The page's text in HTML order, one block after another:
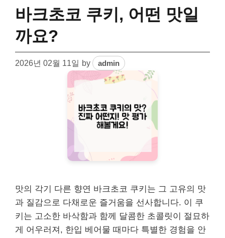
바크초코 쿠키, 어떤 맛일
까요?
2026년 02월 11일 by admin
맛의 각기 다른 향연 바크초코 쿠키는 그 고유의 맛
과 질감으로 다채로운 즐거움을 선사합니다. 이 쿠
키는 고소한 바삭함과 함께 달콤한 초콜릿이 절묘하
게 어우러져, 한입 베어물 때마다 특별한 경험을 안